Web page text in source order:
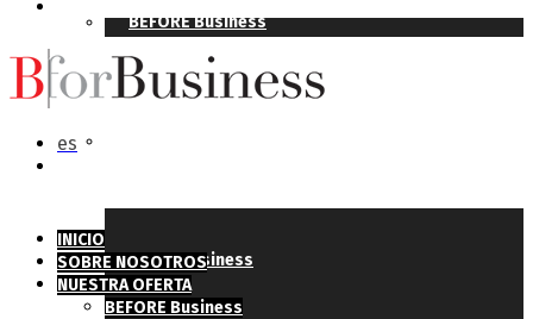
BEFORE Business
BE for Business
es
INICIO
SOBRE NOSOTROS
NUESTRA OFERTA
BEFORE Business